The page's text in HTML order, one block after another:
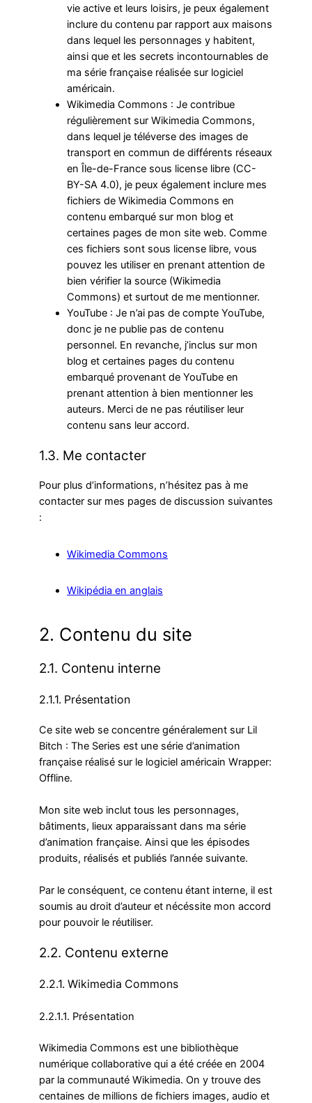
vie active et leurs loisirs, je peux également
inclure du contenu par rapport aux maisons
dans lequel les personnages y habitent,
ainsi que et les secrets incontournables de
ma série française réalisée sur logiciel
américain.
Wikimedia Commons : Je contribue
régulièrement sur Wikimedia Commons,
dans lequel je téléverse des images de
transport en commun de différents réseaux
en Île-de-France sous license libre (CC-
BY-SA 4.0), je peux également inclure mes
fichiers de Wikimedia Commons en
contenu embarqué sur mon blog et
certaines pages de mon site web. Comme
ces fichiers sont sous license libre, vous
pouvez les utiliser en prenant attention de
bien vérifier la source (Wikimedia
Commons) et surtout de me mentionner.
YouTube : Je n’ai pas de compte YouTube,
donc je ne publie pas de contenu
personnel. En revanche, j’inclus sur mon
blog et certaines pages du contenu
embarqué provenant de YouTube en
prenant attention à bien mentionner les
auteurs. Merci de ne pas réutiliser leur
contenu sans leur accord.
1.3. Me contacter
Pour plus d’informations, n’hésitez pas à me
contacter sur mes pages de discussion suivantes
:
Wikimedia Commons
Wikipédia en anglais
2. Contenu du site
2.1. Contenu interne
2.1.1. Présentation
Ce site web se concentre généralement sur Lil
Bitch : The Series est une série d’animation
française réalisé sur le logiciel américain Wrapper:
Offline.
Mon site web inclut tous les personnages,
bâtiments, lieux apparaissant dans ma série
d’animation française. Ainsi que les épisodes
produits, réalisés et publiés l’année suivante.
Par le conséquent, ce contenu étant interne, il est
soumis au droit d’auteur et nécéssite mon accord
pour pouvoir le réutiliser.
2.2. Contenu externe
2.2.1. Wikimedia Commons
2.2.1.1. Présentation
Wikimedia Commons est une bibliothèque
numérique collaborative qui a été créée en 2004
par la communauté Wikimedia. On y trouve des
centaines de millions de fichiers images, audio et